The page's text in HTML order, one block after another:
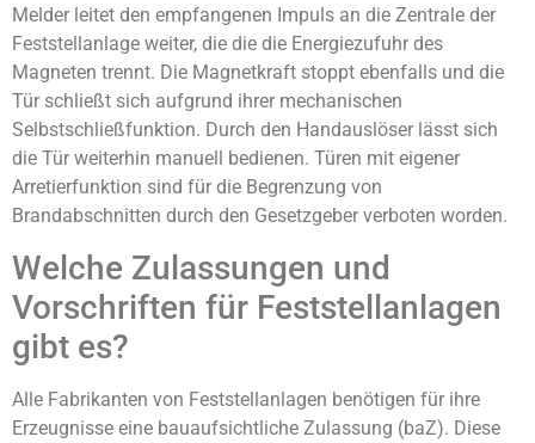
Melder leitet den empfangenen Impuls an die Zentrale der
Feststellanlage weiter, die die die Energiezufuhr des
Magneten trennt. Die Magnetkraft stoppt ebenfalls und die
Tür schließt sich aufgrund ihrer mechanischen
Selbstschließfunktion. Durch den Handauslöser lässt sich
die Tür weiterhin manuell bedienen. Türen mit eigener
Arretierfunktion sind für die Begrenzung von
Brandabschnitten durch den Gesetzgeber verboten worden.
Welche Zulassungen und
Vorschriften für Feststellanlagen
gibt es?
Alle Fabrikanten von Feststellanlagen benötigen für ihre
Erzeugnisse eine bauaufsichtliche Zulassung (baZ). Diese